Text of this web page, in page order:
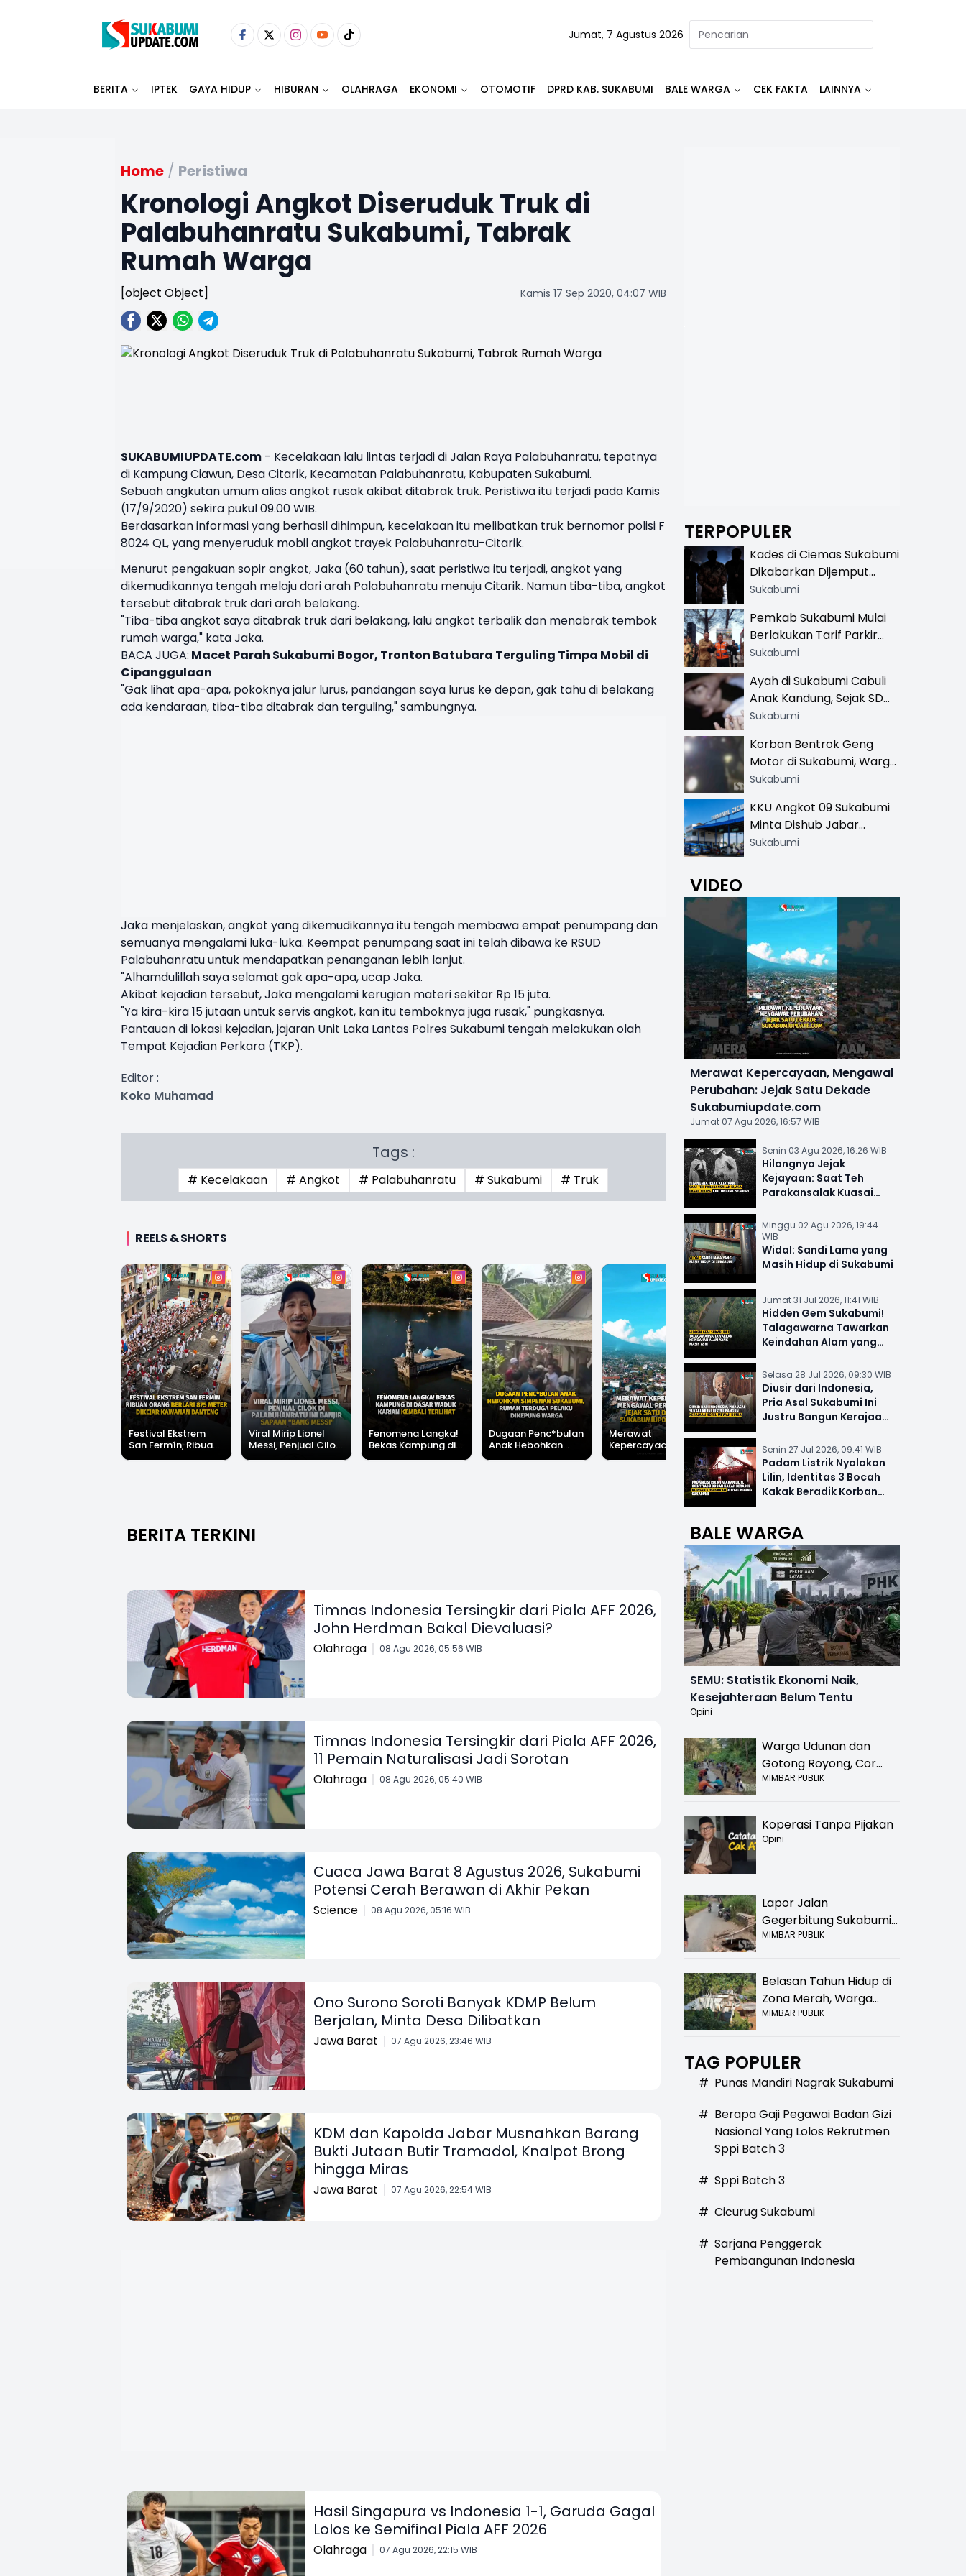
Jumat, 7 Agustus 2026
BERITA IPTEK GAYA HIDUP HIBURAN OLAHRAGA EKONOMI OTOMOTIF DPRD KAB. SUKABUMI BALE WARGA CEK FAKTA LAINNYA
Home / Peristiwa
Kronologi Angkot Diseruduk Truk di
Palabuhanratu Sukabumi, Tabrak
Rumah Warga
[object Object] Kamis 17 Sep 2020, 04:07 WIB
SUKABUMIUPDATE.com - Kecelakaan lalu lintas terjadi di Jalan Raya Palabuhanratu, tepatnya
di Kampung Ciawun, Desa Citarik, Kecamatan Palabuhanratu, KabupatenSukabumi.
Sebuah angkutan umum alias angkot rusak akibat ditabrak truk. Peristiwa itu terjadi pada Kamis
(17/9/2020) sekira pukul 09.00 WIB.
Berdasarkan informasi yang berhasil dihimpun, kecelakaan itu melibatkan truk bernomor polisi F
8024 QL, yang menyeruduk mobil angkot trayek Palabuhanratu-Citarik.
Menurut pengakuan sopir angkot, Jaka (60 tahun), saat peristiwa itu terjadi, angkot yang
dikemudikannya tengah melaju dari arah Palabuhanratu menuju Citarik. Namun tiba-tiba, angkot
tersebut ditabrak truk dari arah belakang.
"Tiba-tiba angkot saya ditabrak truk dari belakang, lalu angkot terbalik dan menabrak tembok
rumah warga," kata Jaka.
BACA JUGA: Macet Parah Sukabumi Bogor, Tronton Batubara Terguling Timpa Mobil di
Cipanggulaan
"Gak lihat apa-apa, pokoknya jalur lurus, pandangan saya lurus ke depan, gak tahu di belakang
ada kendaraan, tiba-tiba ditabrak dan terguling," sambungnya.
Jaka menjelaskan, angkot yang dikemudikannya itu tengah membawa empat penumpang dan
semuanya mengalami luka-luka. Keempat penumpang saat ini telah dibawa ke RSUD
Palabuhanratu untuk mendapatkan penanganan lebih lanjut.
"Alhamdulillah saya selamat gak apa-apa, ucap Jaka.
Akibat kejadian tersebut, Jaka mengalami kerugian materi sekitar Rp 15 juta.
"Ya kira-kira 15 jutaan untuk servis angkot, kan itu temboknya juga rusak," pungkasnya.
Pantauan di lokasi kejadian, jajaran Unit Laka Lantas Polres Sukabumi tengah melakukan olah
Tempat Kejadian Perkara (TKP).
Editor :
Koko Muhamad
Tags :
# Kecelakaan # Angkot # Palabuhanratu # Sukabumi # Truk
REELS & SHORTS
Festival Ekstrem
San Fermín, Ribuan
Orang Berlari 875
Viral Mirip Lionel
Messi, Penjual Cilok
di Palabuhanratu Ini
Fenomena Langka!
Bekas Kampung di
Dasar Waduk Karian
Dugaan Penc*bulan
Anak Hebohkan
Simpenan
Merawat
Kepercayaan,
Mengawal
Perubahan: Jejak
Sukabumiupdate.com
Hilangnya Jejak
Kejayaan: Saat Teh
Parakansalak
Kuasai Pasar Eropa,
Kini Tinggal Sejarah
yang Masih Hidup di
Sukabumi
BERITA TERKINI
Timnas Indonesia Tersingkir dari Piala AFF 2026,
John Herdman Bakal Dievaluasi?
Olahraga 08 Agu 2026, 05:56 WIB
Timnas Indonesia Tersingkir dari Piala AFF 2026,
11 Pemain Naturalisasi Jadi Sorotan
Olahraga 08 Agu 2026, 05:40 WIB
Cuaca Jawa Barat 8 Agustus 2026, Sukabumi
Potensi Cerah Berawan di Akhir Pekan
Science 08 Agu 2026, 05:16 WIB
Ono Surono Soroti Banyak KDMP Belum
Berjalan, Minta Desa Dilibatkan
Jawa Barat 07 Agu 2026, 23:46 WIB
KDM dan Kapolda Jabar Musnahkan Barang
Bukti Jutaan Butir Tramadol, Knalpot Brong
hingga Miras
Jawa Barat 07 Agu 2026, 22:54 WIB
Hasil Singapura vs Indonesia 1-1, Garuda Gagal
Lolos ke Semifinal Piala AFF 2026
Olahraga 07 Agu 2026, 22:15 WIB
TERPOPULER
Kades di Ciemas Sukabumi
Dikabarkan Dijemput
Satnarkoba, Polisi
Sukabumi
Pemkab Sukabumi Mulai
Berlakukan Tarif Parkir
Resmi di 13 Lokasi Wisata,
Khusus
Sukabumi
Ayah di Sukabumi Cabuli
Anak Kandung, Sejak SD
Hingga SMA
Sukabumi
Korban Bentrok Geng
Motor di Sukabumi, Warga
dan Sopir Tangki
Sukabumi
KKU Angkot 09 Sukabumi
Minta Dishub Jabar
Tertibkan Trayek Ciawi-
Sukabumi
VIDEO
Merawat Kepercayaan, Mengawal
Perubahan: Jejak Satu Dekade
Sukabumiupdate.com
Jumat 07 Agu 2026, 16:57 WIB
Senin 03 Agu 2026, 16:26 WIB
Hilangnya Jejak
Kejayaan: Saat Teh
Parakansalak Kuasai
Sejarah
Minggu 02 Agu 2026, 19:44
WIB
Widal: Sandi Lama yang
Masih Hidup di Sukabumi
Jumat 31 Jul 2026, 11:41 WIB
Hidden Gem Sukabumi!
Talagawarna Tawarkan
Keindahan Alam yang
Selasa 28 Jul 2026, 09:30 WIB
Diusir dari Indonesia,
Pria Asal Sukabumi Ini
Justru Bangun Kerajaan
Senin 27 Jul 2026, 09:41 WIB
Padam Listrik Nyalakan
Lilin, Identitas 3 Bocah
Kakak Beradik Korban
BALE WARGA
SEMU: Statistik Ekonomi Naik,
Kesejahteraan Belum Tentu
Opini
Warga Udunan dan
Gotong Royong, Cor
Jalan Hancur di
MIMBAR PUBLIK
Koperasi Tanpa Pijakan
Opini
Lapor Jalan
Gegerbitung Sukabumi
Bolong! Bahaya Bagi
MIMBAR PUBLIK
Belasan Tahun Hidup di
Zona Merah, Warga
Kampung Nangewer
Relokasi
MIMBAR PUBLIK
TAG POPULER
# Punas Mandiri Nagrak Sukabumi
# Berapa Gaji Pegawai Badan Gizi
Nasional Yang Lolos Rekrutmen
Sppi Batch 3
# Sppi Batch 3
# Cicurug Sukabumi
# Sarjana Penggerak
Pembangunan Indonesia